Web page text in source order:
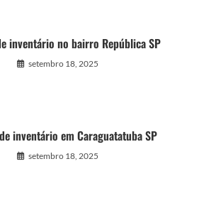
inventário no bairro República SP
setembro 18, 2025
inventário em Caraguatatuba SP
setembro 18, 2025